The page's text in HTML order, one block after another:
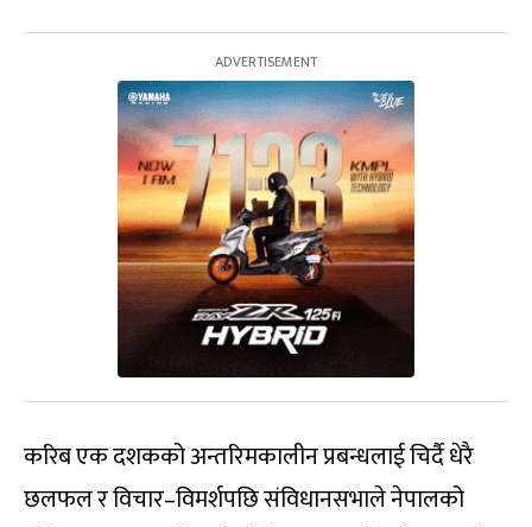
करिब एक दशकको अन्तरिमकालीन प्रबन्धलाई चिर्दै धेरै
छलफल र विचार–विमर्शपछि संविधानसभाले नेपालको